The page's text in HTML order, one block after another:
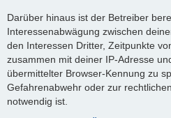
Darüber hinaus ist der Betreiber
Interessenabwägung zwischen
den Interessen Dritter, Zeitpunkte
zusammen mit deiner IP-Adresse
übermittelter Browser-Kennung zu
Gefahrenabwehr oder zur
notwendig ist.